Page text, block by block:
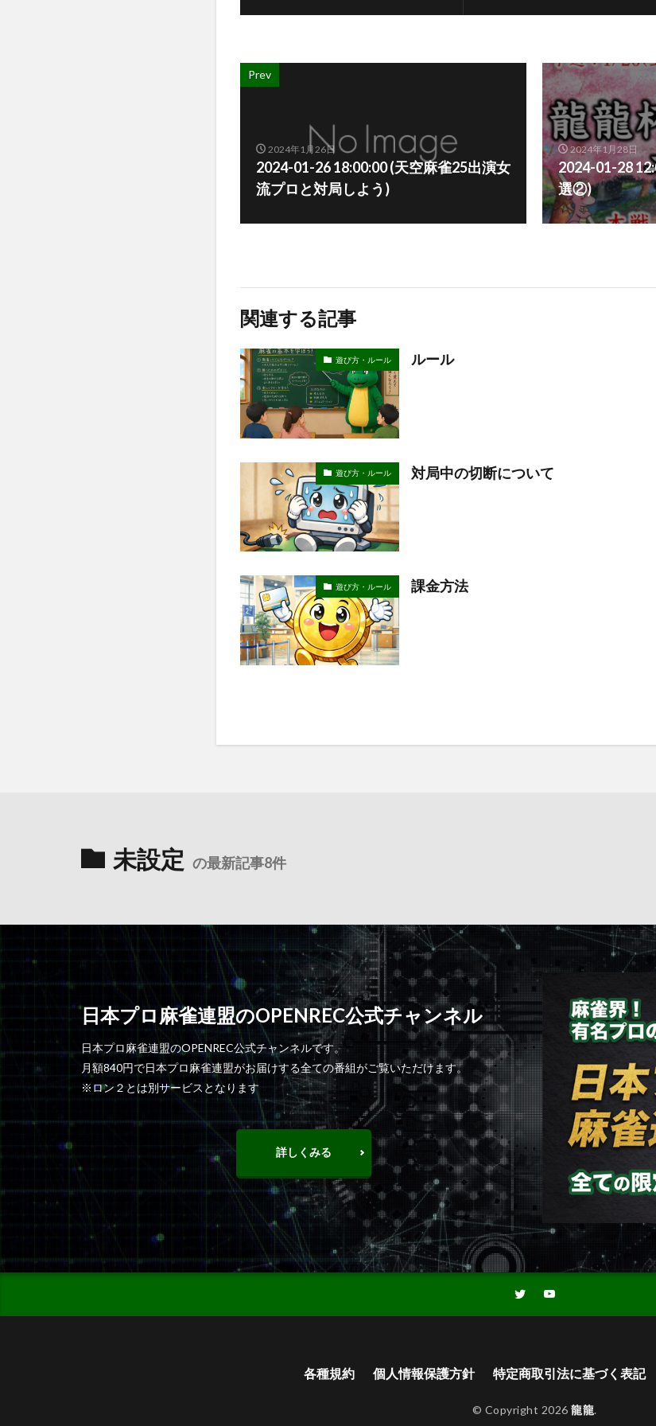
Prev
2024年1月26日
2024-01-26 18:00:00 (天空麻雀25出演女
流プロと対局しよう)
2024年1月28日
2024-01-28
選②)
関連する記事
遊び方・ルール ルール
遊び方・ルール 対局中の切断について
遊び方・ルール 課金方法
未設定 の最新記事8件
日本プロ麻雀連盟のOPENREC公式チャンネル
日本プロ麻雀連盟のOPENREC公式チャンネルです。
月額840円で日本プロ麻雀連盟がお届けする全ての番組がご覧いただけます。
※ロン２とは別サービスとなります
詳しくみる
各種規約 個人情報保護方針 特定商取引法に基づく表記
© Copyright 2026 龍龍.